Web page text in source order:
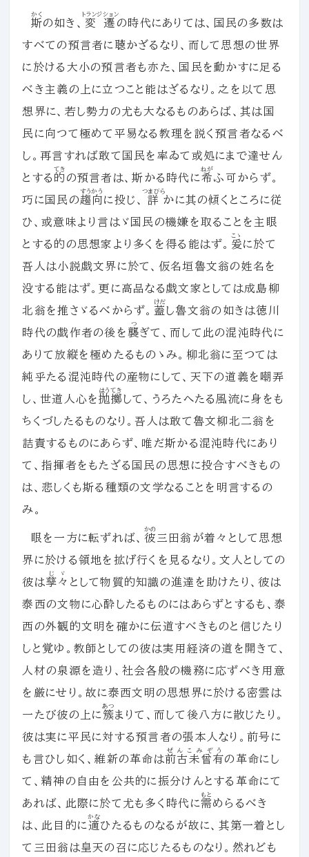
斯
かく
の如き、 変遷
トランジション
の時代にありては、国民の多数は
すべての預言者に聴かざるなり、而して思想の世界
に於ける大小の預言者も亦た、国民を動かすに足る
べき主義の上に立つこと能はざるなり。之を以て思
想界に、若し勢力の尤も大なるものあらば、其は国
民に向つて極めて平易なる教理を説く預言者なるべ
し。再言すれば敢て国民を率ゐて或処にまで達せん
とする 的
てき
の預言者は、斯かる時代に希
ねが
ふ可からず。
巧に国民の趨向
すうかう
に投じ、 詳
つまびら
かに其の傾くところに従
ひ、或意味より言はゞ国民の機嫌を取ることを主眼
とする的の思想家より多くを得る能はず。 爰
こゝ
に於て
吾人は小説戯文界に於て、仮名垣魯文翁の姓名を
没する能はず。更に高品なる戯文家としては成島柳
北翁を推さゞるべからず。 蓋
けだ
し魯文翁の如きは徳川
時代の戯作者の後を襲
つ
ぎて、而して此の混沌時代に
ありて放縦を極めたるものゝみ。柳北翁に至つては
純乎たる混沌時代の産物にして、天下の道義を嘲弄
し、世道人心を抛擲
はうてき
して、うろたへたる風流に身をも
ちくづしたるものなり。吾人は敢て魯文柳北二翁を
詰責するものにあらず、唯だ斯かる混沌時代にあり
て、指揮者をもたざる国民の思想に投合すべきもの
は、悲しくも斯る種類の文学なることを明言するの
み。
眼を一方に転ずれば、 彼
かの
三田翁が着々として思想
界に於ける領地を拡げ行くを見るなり。文人としての
彼は孳々
じゞ
として物質的知識の進達を助けたり、彼は
泰西の文物に心酔したるものにはあらずとするも、泰
西の外観的文明を確かに伝道すべきものと信じたり
しと覚ゆ。教師としての彼は実用経済の道を開きて、
人材の泉源を造り、社会各般の機務に応ずべき用意
を厳にせり。故に泰西文明の思想界に於ける密雲は
一たび彼の上に簇
あつ
まりて、而して後八方に散じたり。
彼は実に平民に対する預言者の張本人なり。前号に
も言ひし如く、維新の革命は前古未曾有
ぜんこみぞう
の革命にし
て、精神の自由を公共的に振分けんとする革命にて
あれば、此際に於て尤も多く時代に需
もと
めらるべき
は、此目的に適
かな
ひたるものなるが故に、其第一着とし
て三田翁は皇天の召に応じたるものなり。然れども